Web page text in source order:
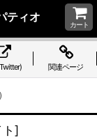
ティオ
カート
関連ページ
]